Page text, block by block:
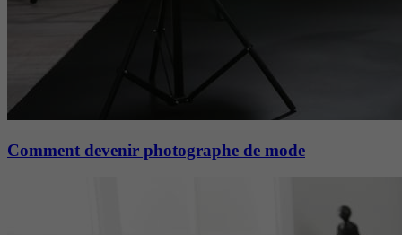
Comment devenir photographe de mode